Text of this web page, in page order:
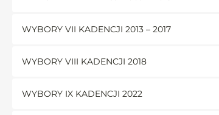
WYBORY VII KADENCJI 2013 – 2017
WYBORY VIII KADENCJI 2018
WYBORY IX KADENCJI 2022